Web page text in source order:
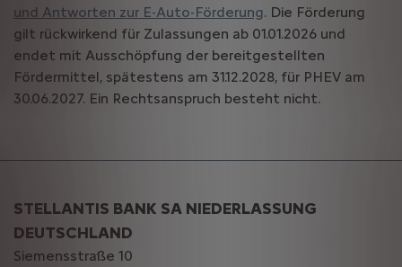
und Antworten zur E-Auto-Förderung. Die Förderung
gilt rückwirkend für Zulassungen ab 01.01.2026 und
endet mit Ausschöpfung der bereitgestellten
Fördermittel, spätestens am 31.12.2028, für PHEV am
30.06.2027. Ein Rechtsanspruch besteht nicht.
STELLANTIS BANK SA NIEDERLASSUNG
DEUTSCHLAND
Siemensstraße 10